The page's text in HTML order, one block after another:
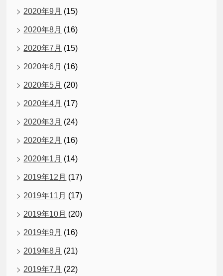
2020年9月 (15)
2020年8月 (16)
2020年7月 (15)
2020年6月 (16)
2020年5月 (20)
2020年4月 (17)
2020年3月 (24)
2020年2月 (16)
2020年1月 (14)
2019年12月 (17)
2019年11月 (17)
2019年10月 (20)
2019年9月 (16)
2019年8月 (21)
2019年7月 (22)